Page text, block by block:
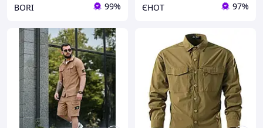
BORI 99% ЄНОТ 97%